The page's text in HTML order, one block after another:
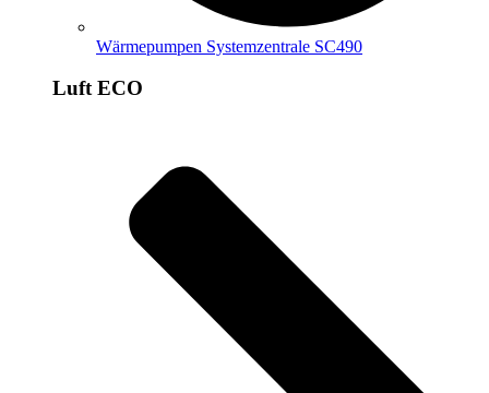
Wärmepumpen Systemzentrale SC490
Luft ECO